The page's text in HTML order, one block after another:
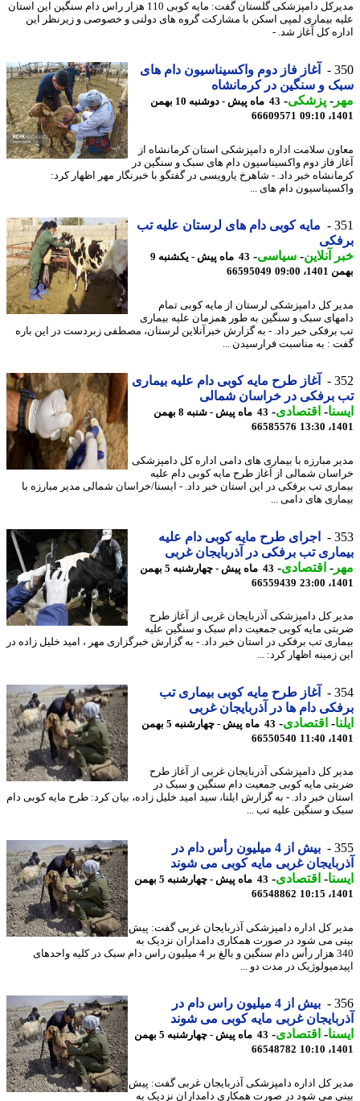
مدیرکل دامپزشکی گلستان گفت: مایه کوبی 110 هزار راس دام سنگین این استان
بیماری لمپی اسکن با مشارکت گروه های دولتی و خصوصی و زیرنظر این
کل آغاز شد. -
آغاز فاز دوم واکسیناسیون دام های
و سنگین در کرمانشاه
-پزشکی-
43 ماه پیش - دوشنبه 10 بهمن
66609571
سلامت اداره دامپزشکی استان کرمانشاه از
فاز دوم واکسیناسیون دام های سبک و سنگین در
خبر داد. - شاهرخ یارویسی در گفتگو با خبرنگار مهر اظهار کرد:
دام های ...
مایه کوبی دام های لرستان علیه تب
آنلاین-سیاسی-
43 ماه پیش - یکشنبه 9
09:00
66595049
کل دامپزشکی لرستان از مایه کوبی تمام
سبک و سنگین به طور همزمان علیه بیماری
خبر داد. - به گزارش خبرآنلاین لرستان، مصطفی زبردست در این باره
: به مناسبت فرارسیدن ...
آغاز طرح مایه کوبی دام علیه بیماری
برفکی در خراسان شمالی
-اقتصادی-
43 ماه پیش - شنبه 8 بهمن
66585576
مبارزه با بیماری های دامی اداره کل دامپزشکی
شمالی از آغاز طرح مایه کوبی دام علیه
تب برفکی در این استان خبر داد. - ایسنا/خراسان شمالی مدیر مبارزه با
های دامی ...
اجرای طرح مایه کوبی دام علیه
تب برفکی در آذربایجان غربی
-اقتصادی-
43 ماه پیش - چهارشنبه 5 بهمن
66559439
کل دامپزشکی آذربایجان غربی از آغاز طرح
مایه کوبی جمعیت دام سبک و سنگین علیه
تب برفکی در استان خبر داد. - به گزارش خبرگزاری مهر ، امید خلیل زاده در
زمینه اظهار کرد: ...
آغاز طرح مایه کوبی بیماری تب
دام ها در آذربایجان غربی
-اقتصادی-
43 ماه پیش - چهارشنبه 5 بهمن
66550540
کل دامپزشکی آذربایجان غربی از آغاز طرح
مایه کوبی جمعیت دام سنگین و سبک در
خبر داد. - به گزارش ایلنا، سید امید خلیل زاده، بیان کرد: طرح مایه کوبی دام
و سنگین علیه تب ...
بیش از 4 میلیون رأس دام در
غربی مایه کوبی می شوند
-اقتصادی-
43 ماه پیش - چهارشنبه 5 بهمن
66548862
کل اداره دامپزشکی آذربایجان غربی گفت: پیش
می شود در صورت همکاری دامداران نزدیک به
340 هزار رأس دام سنگین و بالغ بر 4 میلیون راس دام سبک در کلیه واحدهای
در مدت دو ...
بیش از 4 میلیون راس دام در
غربی مایه کوبی می شوند
-اقتصادی-
43 ماه پیش - چهارشنبه 5 بهمن
66548782
کل اداره دامپزشکی آذربایجان غربی گفت: پیش
می شود در صورت همکاری دامداران نزدیک به